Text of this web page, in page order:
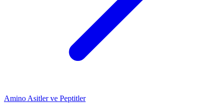
Amino Asitler ve Peptitler